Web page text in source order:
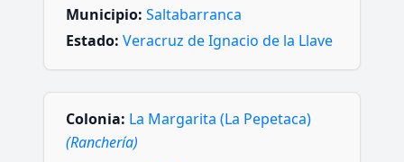
Municipio: Saltabarranca
Estado: Veracruz de Ignacio de la Llave
Colonia: La Margarita (La Pepetaca)
(Ranchería)